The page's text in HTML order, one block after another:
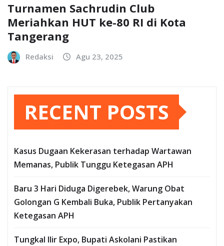
Turnamen Sachrudin Club
Meriahkan HUT ke-80 RI di Kota
Tangerang
Redaksi Agu 23, 2025
RECENT POSTS
Kasus Dugaan Kekerasan terhadap Wartawan
Memanas, Publik Tunggu Ketegasan APH
Baru 3 Hari Diduga Digerebek, Warung Obat
Golongan G Kembali Buka, Publik Pertanyakan
Ketegasan APH
Tungkal Ilir Expo, Bupati Askolani Pastikan